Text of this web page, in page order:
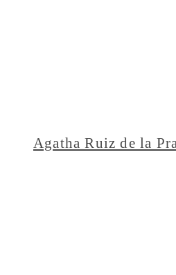
Agatha Ruiz de la